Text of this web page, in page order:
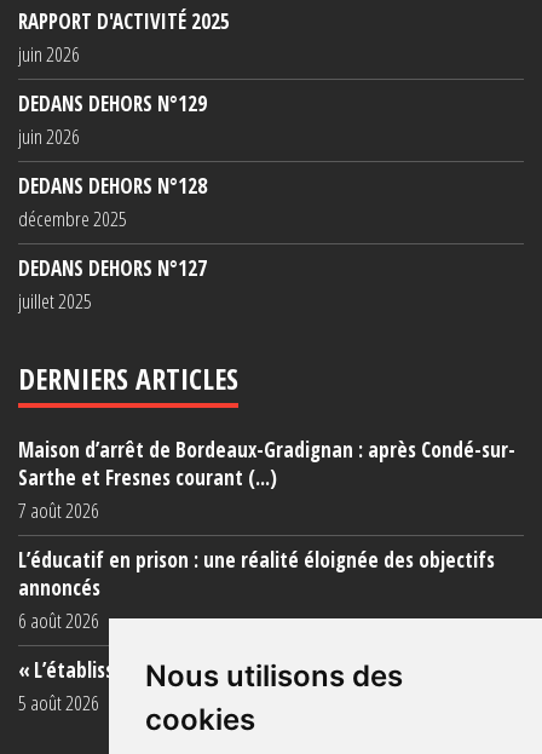
Nous utilisons des
cookies
RAPPORT D'ACTIVITÉ 2025
juin 2026
DEDANS DEHORS N°129
juin 2026
DEDANS DEHORS N°128
décembre 2025
DEDANS DEHORS N°127
juillet 2025
DERNIERS ARTICLES
Maison d’arrêt de Bordeaux-Gradignan : après Condé-sur-
Sarthe et Fresnes courant (...)
7 août 2026
L’éducatif en prison : une réalité éloignée des objectifs
annoncés
6 août 2026
« L’établissement est une porcherie totale »
5 août 2026